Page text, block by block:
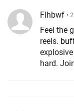
Flhbwf •
Feel the
reels.
hard.